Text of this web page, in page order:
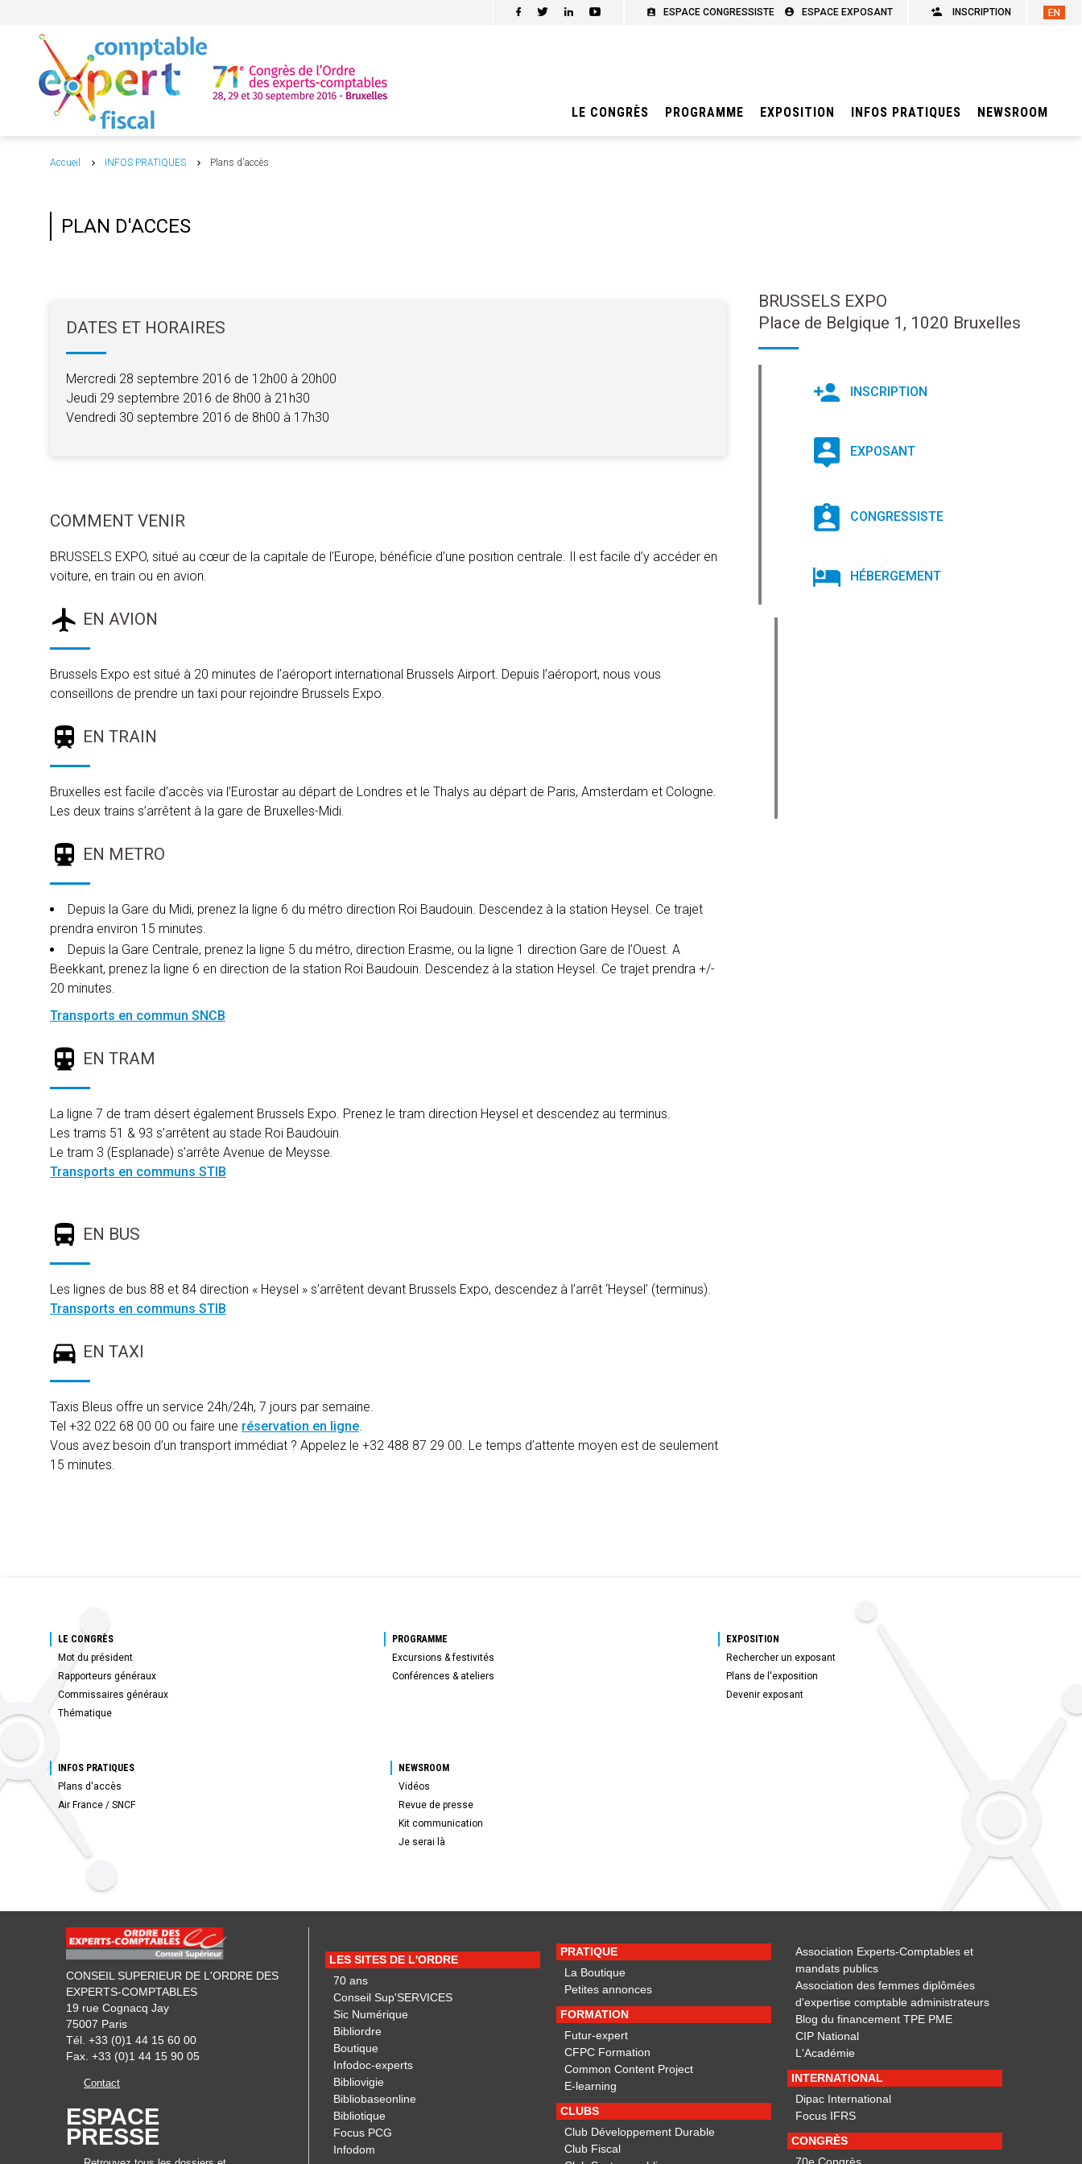
INSCRIPTION
ESPACE CONGRESSISTE ESPACE EXPOSANT
LE CONGRÈS PROGRAMME EXPOSITION INFOS PRATIQUES NEWSROOM
Accueil INFOS PRATIQUES Plans d'accès
PLAN D'ACCES
DATES ET HORAIRES
Mercredi 28 septembre 2016 de 12h00 à 20h00
Jeudi 29 septembre 2016 de 8h00 à 21h30
Vendredi 30 septembre 2016 de 8h00 à 17h30
COMMENT VENIR
BRUSSELS EXPO, situé au cœur de la capitale de l’Europe, bénéficie d’une position centrale. Il est facile d’y accéder en
voiture, en train ou en avion.
EN AVION
Brussels Expo est situé à 20 minutes de l’aéroport international Brussels Airport. Depuis l’aéroport, nous vous
conseillons de prendre un taxi pour rejoindre Brussels Expo.
EN TRAIN
Bruxelles est facile d’accès via l’Eurostar au départ de Londres et le Thalys au départ de Paris, Amsterdam et Cologne.
Les deux trains s’arrêtent à la gare de Bruxelles-Midi.
EN METRO
Depuis la Gare du Midi, prenez la ligne 6 du métro direction Roi Baudouin. Descendez à la station Heysel. Ce trajet
prendra environ 15 minutes.
Depuis la Gare Centrale, prenez la ligne 5 du métro, direction Erasme, ou la ligne 1 direction Gare de l’Ouest. A
Beekkant, prenez la ligne 6 en direction de la station Roi Baudouin. Descendez à la station Heysel. Ce trajet prendra +/-
20 minutes.
Transports en commun SNCB
EN TRAM
La ligne 7 de tram désert également Brussels Expo. Prenez le tram direction Heysel et descendez au terminus.
Les trams 51 & 93 s’arrêtent au stade Roi Baudouin.
Le tram 3 (Esplanade) s’arrête Avenue de Meysse.
Transports en communs STIB
EN BUS
Les lignes de bus 88 et 84 direction « Heysel » s’arrêtent devant Brussels Expo, descendez à l’arrêt ‘Heysel’ (terminus).
Transports en communs STIB
EN TAXI
Taxis Bleus offre un service 24h/24h, 7 jours par semaine.
Tel +32 022 68 00 00 ou faire une réservation en ligne.
Vous avez besoin d’un transport immédiat ? Appelez le +32 488 87 29 00. Le temps d’attente moyen est de seulement
15 minutes.
BRUSSELS EXPO
Place de Belgique 1, 1020 Bruxelles
INSCRIPTION
EXPOSANT
CONGRESSISTE
HÉBERGEMENT
LE CONGRÈS
Mot du président
Rapporteurs généraux
Commissaires généraux
Thématique
PROGRAMME
Excursions & festivités
Conférences & ateliers
EXPOSITION
Rechercher un exposant
Plans de l'exposition
Devenir exposant
INFOS PRATIQUES
Plans d'accès
Air France / SNCF
NEWSROOM
Vidéos
Revue de presse
Kit communication
Je serai là
CONSEIL SUPERIEUR DE L'ORDRE DES
EXPERTS-COMPTABLES
19 rue Cognacq Jay
75007 Paris
Tél. +33 (0)1 44 15 60 00
Fax. +33 (0)1 44 15 90 05
Contact
ESPACE
PRESSE
LES SITES DE L'ORDRE
70 ans
Conseil Sup'SERVICES
Sic Numérique
Bibliordre
Boutique
Infodoc-experts
Bibliovigie
Bibliobaseonline
Bibliotique
Focus PCG
Infodom
PRATIQUE
La Boutique
Petites annonces
FORMATION
Futur-expert
CFPC Formation
Common Content Project
E-learning
CLUBS
Club Développement Durable
Club Fiscal
Association Experts-Comptables et
mandats publics
Association des femmes diplômées
d'expertise comptable administrateurs
Blog du financement TPE PME
CIP National
L'Académie
INTERNATIONAL
Dipac International
Focus IFRS
CONGRÈS